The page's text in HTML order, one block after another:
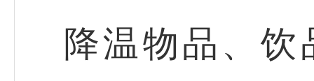
降温物品、